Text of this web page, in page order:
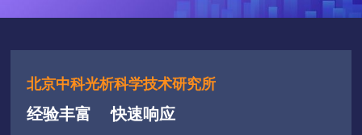
北京中科光析科学技术研究所
经验丰富
快速响应